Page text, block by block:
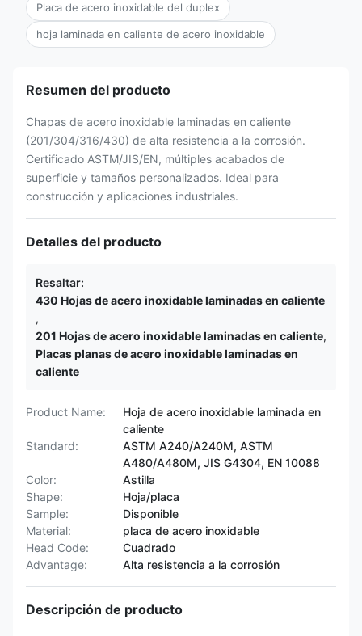
Placa de acero inoxidable del duplex
hoja laminada en caliente de acero inoxidable
Resumen del producto
Chapas de acero inoxidable laminadas en caliente
(201/304/316/430) de alta resistencia a la corrosión.
Certificado ASTM/JIS/EN, múltiples acabados de
superficie y tamaños personalizados. Ideal para
construcción y aplicaciones industriales.
Detalles del producto
Resaltar:
430 Hojas de acero inoxidable laminadas en caliente
,
201 Hojas de acero inoxidable laminadas en caliente,
Placas planas de acero inoxidable laminadas en
caliente
Product Name:
Hoja de acero inoxidable laminada en
caliente
Standard:
ASTM A240/A240M, ASTM
A480/A480M, JIS G4304, EN 10088
Color:
Astilla
Shape:
Hoja/placa
Sample:
Disponible
Material:
placa de acero inoxidable
Head Code:
Cuadrado
Advantage:
Alta resistencia a la corrosión
Descripción de producto